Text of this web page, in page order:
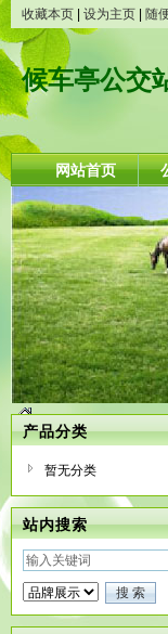
收藏本页 设为主页 随
候车亭公交
网站首页
产品分类
暂无分类
站内搜索